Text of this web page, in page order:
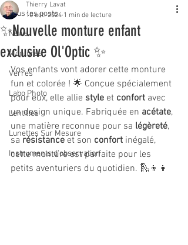
Tous les posts
News
Montures
Verres
Labo Photo
Lentilles
Lunettes Sur Mesure
Instruments d'observation
✨Nouvelle monture enfant
exclusive Ol'Optic ✨
Thierry Lavat
10 oct. 2024 1 min de lecture
Vos enfants vont adorer cette monture
fun et colorée ! 🌟 Conçue spécialement
pour eux, elle allie style et confort avec
un design unique. Fabriquée en acétate,
une matière reconnue pour sa légèreté,
sa résistance et son confort inégalé,
cette monture est parfaite pour les
petits aventuriers du quotidien. 🛝👦👧